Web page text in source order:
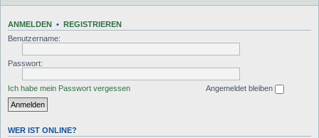
ANMELDEN • REGISTRIEREN
Benutzername:
Passwort:
Ich habe mein Passwort vergessen Angemeldet bleiben
WER IST ONLINE?